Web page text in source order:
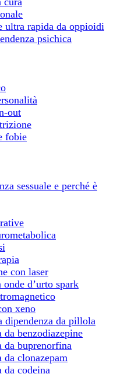
ultra rapida da oppioidi
psichica
out
fobie
sessuale e perché è
con laser
onde d’urto spark
xeno
dipendenza da pillola
da benzodiazepine
da buprenorfina
da clonazepam
da сodeina